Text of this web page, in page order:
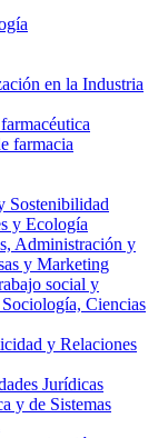
en la Industria
farmacia
Sostenibilidad
y Ecología
Administración y
y Marketing
social y
Ciencias
y Relaciones
Jurídicas
y de Sistemas